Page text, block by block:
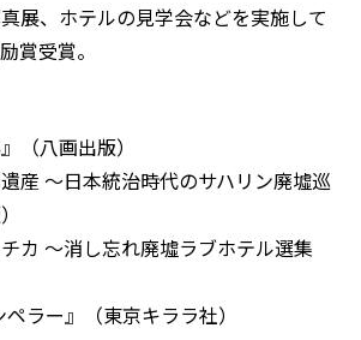
展、ホテルの見学会などを実施して
賞受賞。
（八画出版）
産 ～日本統治時代のサハリン廃墟巡
カ ～消し忘れ廃墟ラブホテル選集
ペラー』（東京キララ社）